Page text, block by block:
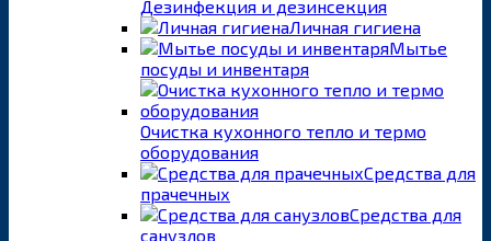
Дезинфекция и дезинсекция
Личная гигиена
Мытье
посуды и инвентаря
Очистка кухонного тепло и термо
оборудования
Средства для
прачечных
Средства для
санузлов